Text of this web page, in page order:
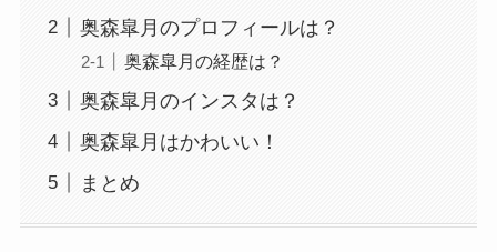
奥森皐月のプロフィールは？
奥森皐月の経歴は？
奥森皐月のインスタは？
奥森皐月はかわいい！
まとめ